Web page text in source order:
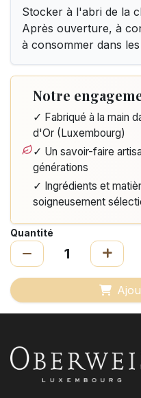
Stocker à l'abri de la
Après ouverture, à
à consommer dans
Notre
✓ Fabriqué à la main
d'Or (Luxembourg)
✓ Un savoir-faire
générations
✓ Ingrédients et
soigneusement
Quantité